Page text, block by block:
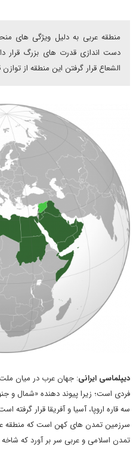
منطقه عربی به دلیل ویژگی های
دست اندازی قدرت های بزرگ قرار
الشعاع قرار گرفتن این منطقه از
دیپلماسی ایرانی: جهان عرب در میان
فردی است؛ زیرا پیوند دهنده «شمال و
سه قاره اروپا، آسیا و آفریقا قرار
سرزمین تمدن های کهن است که منطقه
تمدن اسلامی و عربی سر بر آورد که